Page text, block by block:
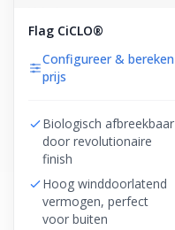
Flag CiCLO®
Configureer & bereken
prijs
Biologisch afbreekbaar
door revolutionaire
finish
Hoog winddoorlatend
vermogen, perfect
voor buiten